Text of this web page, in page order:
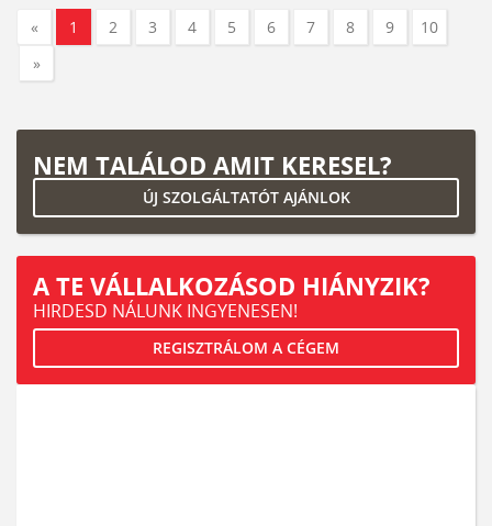
« 1 2 3 4 5 6 7 8 9
10
»
NEM TALÁLOD AMIT KERESEL?
ÚJ SZOLGÁLTATÓT AJÁNLOK
A TE VÁLLALKOZÁSOD HIÁNYZIK?
HIRDESD NÁLUNK INGYENESEN!
REGISZTRÁLOM A CÉGEM